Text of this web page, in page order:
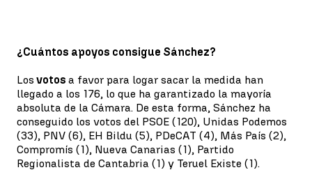
¿Cuántos apoyos consigue Sánchez?
Los votos a favor para logar sacar la medida han
llegado a los 176, lo que ha garantizado la mayoría
absoluta de la Cámara. De esta forma, Sánchez ha
conseguido los votos del PSOE (120), Unidas Podemos
(33), PNV (6), EH Bildu (5), PDeCAT (4), Más País (2),
Compromís (1), Nueva Canarias (1), Partido
Regionalista de Cantabria (1) y Teruel Existe (1).